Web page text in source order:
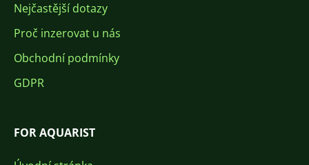
Nejčastější dotazy
Proč inzerovat u nás
Obchodní podmínky
GDPR
FOR AQUARIST